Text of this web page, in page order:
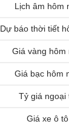
Lịch âm hôm
Dự báo thời tiết
Giá vàng hôm
Giá bạc hôm
Tỷ giá ngoại
Giá xe ô tô